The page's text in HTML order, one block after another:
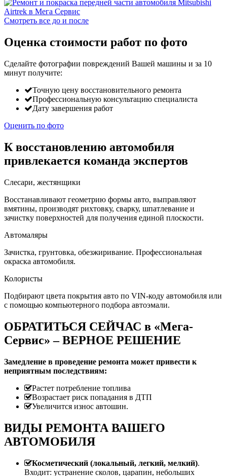
Смотреть все до и после
Оценка стоимости работ по фото
Сделайте фотографии повреждений Вашей машины и за 10
минут получите:
Точную цену восстановительного ремонта
Профессиональную консультацию специалиста
Дату завершения работ
Оценить по фото
К восстановлению автомобиля
привлекается команда экспертов
Слесари, жестянщики
Восстанавливают геометрию формы авто, выправляют
вмятины, производят рихтовку, сварку, шпатлевание и
зачистку поверхностей для получения единой плоскости.
Автомаляры
Зачистка, грунтовка, обезжиривание. Профессиональная
окраска автомобиля.
Колористы
Подбирают цвета покрытия авто по VIN-коду автомобиля или
с помощью компьютерного подбора автоэмали.
ОБРАТИТЬСЯ СЕЙЧАС в «Мега-
Сервис» – ВЕРНОЕ РЕШЕНИЕ
Замедление в проведение ремонта может привести к
неприятным последствиям:
Растет потребление топлива
Возрастает риск попадания в ДТП
Увеличится износ автошин.
ВИДЫ РЕМОНТА ВАШЕГО
АВТОМОБИЛЯ
Косметический (локальный, легкий, мелкий).
Входит: устранение сколов, царапин, небольших